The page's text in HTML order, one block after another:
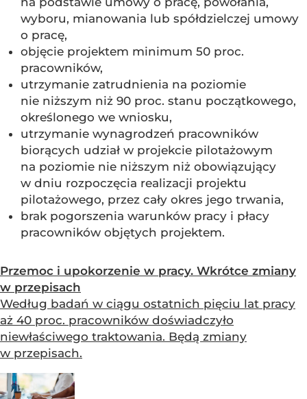
wyboru, mianowania lub spółdzielczej umowy
o pracę,
objęcie projektem minimum 50 proc.
pracowników,
utrzymanie zatrudnienia na poziomie
nie niższym niż 90 proc. stanu początkowego,
określonego we wniosku,
utrzymanie wynagrodzeń pracowników
biorących udział w projekcie pilotażowym
na poziomie nie niższym niż obowiązujący
w dniu rozpoczęcia realizacji projektu
pilotażowego, przez cały okres jego trwania,
brak pogorszenia warunków pracy i płacy
pracowników objętych projektem.
Przemoc i upokorzenie w pracy. Wkrótce zmiany
w przepisach
Według badań w ciągu ostatnich pięciu lat pracy
aż 40 proc. pracowników doświadczyło
niewłaściwego traktowania. Będą zmiany
w przepisach.